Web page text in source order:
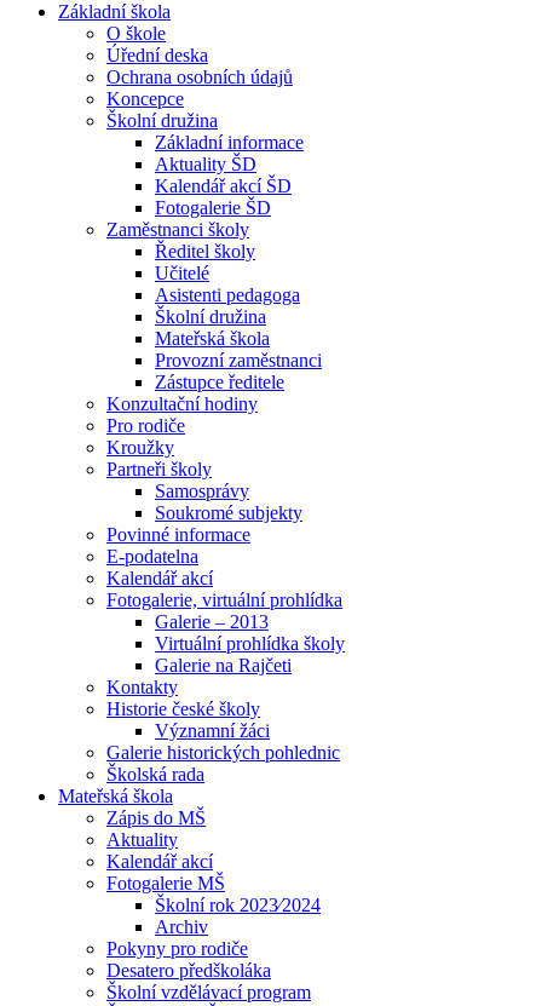
Základní škola
O škole
Úřední deska
Ochrana osobních údajů
Koncepce
Školní družina
Základní informace
Aktuality ŠD
Kalendář akcí ŠD
Fotogalerie ŠD
Zaměstnanci školy
Ředitel školy
Učitelé
Asistenti pedagoga
Školní družina
Mateřská škola
Provozní zaměstnanci
Zástupce ředitele
Konzultační hodiny
Pro rodiče
Kroužky
Partneři školy
Samosprávy
Soukromé subjekty
Povinné informace
E-podatelna
Kalendář akcí
Fotogalerie, virtuální prohlídka
Galerie – 2013
Virtuální prohlídka školy
Galerie na Rajčeti
Kontakty
Historie české školy
Významní žáci
Galerie historických pohlednic
Školská rada
Mateřská škola
Zápis do MŠ
Aktuality
Kalendář akcí
Fotogalerie MŠ
Školní rok 2023⁄2024
Archiv
Pokyny pro rodiče
Desatero předškoláka
Školní vzdělávací program